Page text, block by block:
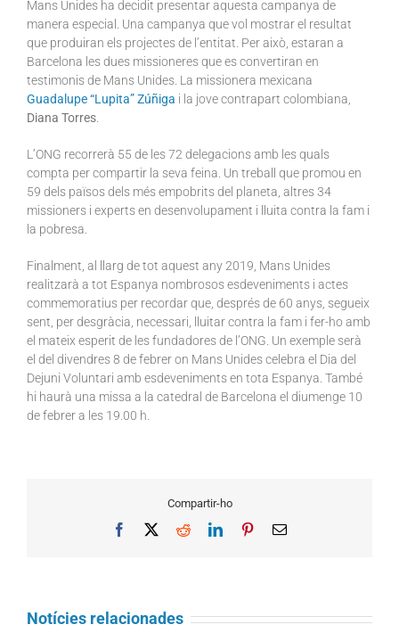
Mans Unides ha decidit presentar aquesta campanya de
manera especial. Una campanya que vol mostrar el resultat
que produiran els projectes de l’entitat. Per això, estaran a
Barcelona les dues missioneres que es convertiran en
testimonis de Mans Unides. La missionera mexicana
Guadalupe “Lupita” Zúñiga i la jove contrapart colombiana,
Diana Torres
L’ONG recorrerà 55 de les 72 delegacions amb les quals
compta per compartir la seva feina. Un treball que promou en
59 dels països dels més empobrits del planeta, altres 34
missioners i experts en desenvolupament i lluita contra la fam i
la pobresa.
Finalment, al llarg de tot aquest any 2019, Mans Unides
realitzarà a tot Espanya nombrosos esdeveniments i actes
commemoratius per recordar que, després de 60 anys, segueix
sent, per desgràcia, necessari, lluitar contra la fam i fer-ho amb
el mateix esperit de les fundadores de l’ONG. Un exemple serà
el del divendres 8 de febrer on Mans Unides celebra el Dia del
Dejuni Voluntari amb esdeveniments en tota Espanya. També
hi haurà una missa a la catedral de Barcelona el diumenge 10
de febrer a les 19.00 h.
Compartir-ho
Facebook RedditLinkedInPinterestEmail
Notícies relacionades